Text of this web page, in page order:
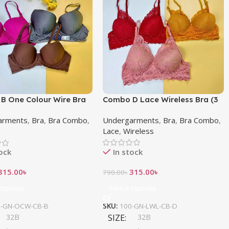
One Colour Wire Bra
, Bra, Bra Combo,
৳
GN-OCW-CB-B
32B
,
Combo D Lace Wireless Bra (3
Undergarments, Bra, Bra Combo,
Lace,Wireless
In stock
790.00৳ 315.00৳
SKU: 100-GN-LWL-CB-D
SIZE
32B
,